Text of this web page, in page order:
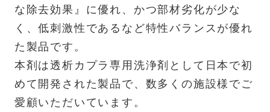
な除去効果』に優れ、かつ部材劣化が少な
く、低刺激性であるなど特性バランスが優れ
た製品です。
本剤は透析カプラ専用洗浄剤として日本で初
めて開発された製品で、数多くの施設様でご
愛顧いただいています。